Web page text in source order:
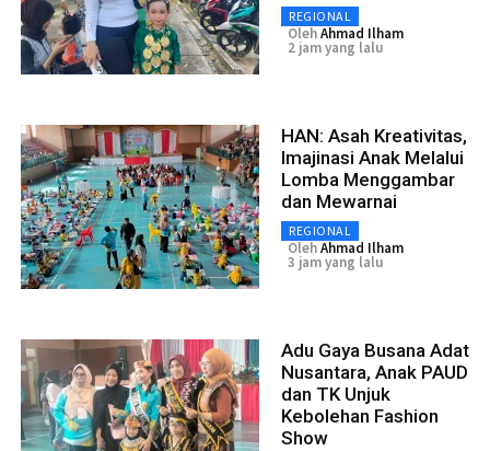
REGIONAL
OlehAhmad Ilham
2 jam yang lalu
HAN: Asah Kreativitas,
Imajinasi Anak Melalui
Lomba Menggambar
dan Mewarnai
REGIONAL
OlehAhmad Ilham
3 jam yang lalu
Adu Gaya Busana Adat
Nusantara, Anak PAUD
dan TK Unjuk
Kebolehan Fashion
Show